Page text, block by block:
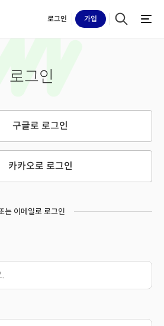
로그인 가입
로그인
구글로 로그인
카카오로 로그인
는 이메일로 로그인